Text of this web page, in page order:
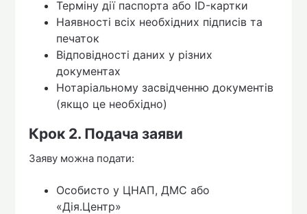
Терміну дії паспорта або ID-картки
Наявності всіх необхідних підписів та
печаток
Відповідності даних у різних
документах
Нотаріальному засвідченню документів
(якщо це необхідно)
Крок 2. Подача заяви
Заяву можна подати:
Особисто у ЦНАП, ДМС або
«Дія.Центр»